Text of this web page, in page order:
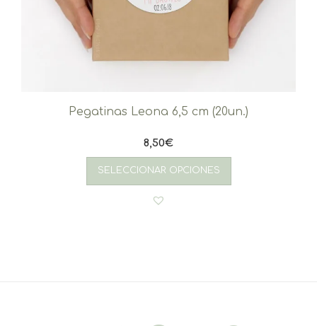
Pegatinas Leona 6,5 cm (20un.)
8,50€
SELECCIONAR OPCIONES